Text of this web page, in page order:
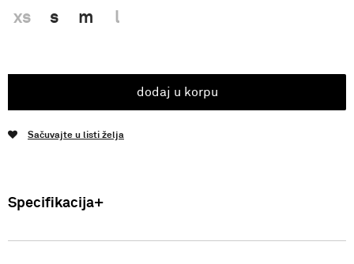
xs s m l
dodaj u korpu
Sačuvajte u listi želja
Specifikacija